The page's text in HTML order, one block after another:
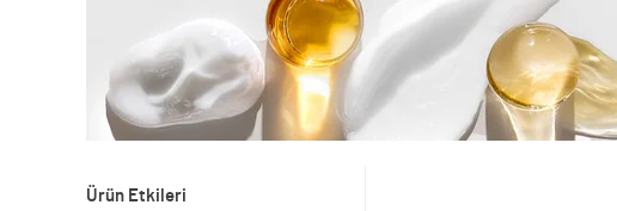
Ürün Etkileri